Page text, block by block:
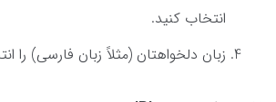
انتخاب کنید.
زبان دلخواهتان (مثلاً زبان فارسی) را